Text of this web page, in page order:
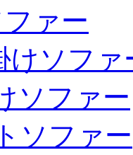
ァー
けソファ
ソファー
ソファー